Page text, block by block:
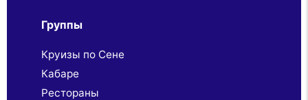
Группы
Круизы по Сене
Кабаре
Рестораны